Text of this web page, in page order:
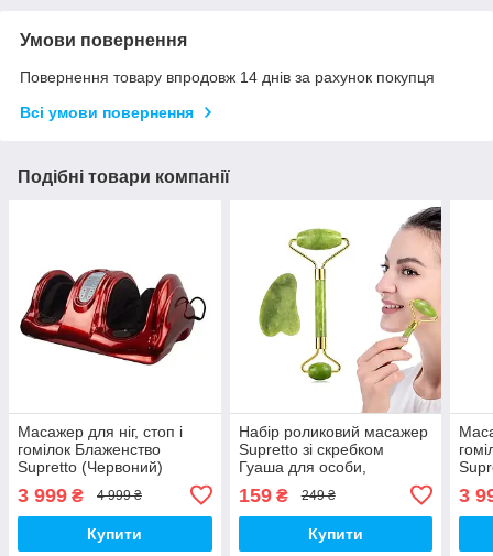
Умови повернення
Повернення товару впродовж 14 днів за рахунок покупця
Всі умови повернення
Подібні товари компанії
Масажер для ніг, стоп і
гомілок Блаженство
Supretto (Червоний)
3 999 ₴ 4 999 ₴
Купити
Набір роликовий масажер
Supretto зі скребком
Гуаша для особи,
0001)
159₴ 249 ₴
Купити
3